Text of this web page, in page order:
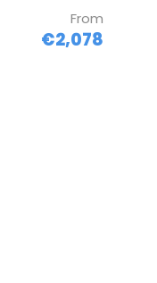
From
€2,078